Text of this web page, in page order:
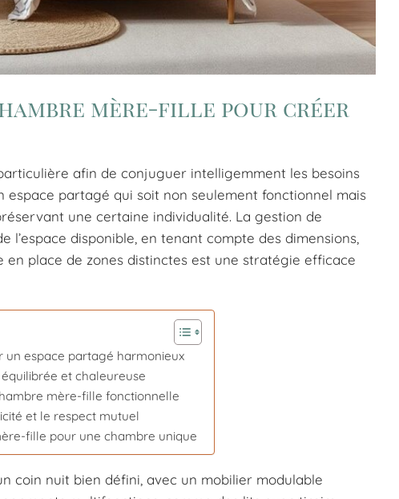
mère-fille pour créer
afin de conjuguer intelligemment les besoins
partagé qui soit non seulement fonctionnel mais
une certaine individualité. La gestion de
disponible, en tenant compte des dimensions,
place de zones distinctes est une stratégie efficace
un espace partagé harmonieux
et chaleureuse
mère-fille fonctionnelle
et le respect mutuel
fille pour une chambre unique
coin nuit bien défini, avec un mobilier modulable